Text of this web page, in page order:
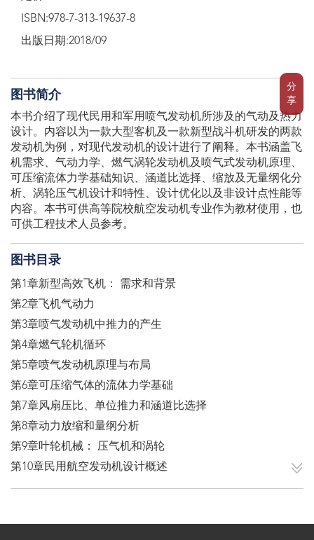
分
享
ISBN:978-7-313-19637-8
出版日期:2018/09
图书简介
本书介绍了现代民用和军用喷气发动机所涉及的气动及热力
设计。内容以为一款大型客机及一款新型战斗机研发的两款
发动机为例，对现代发动机的设计进行了阐释。本书涵盖飞
机需求、气动力学、燃气涡轮发动机及喷气式发动机原理、
可压缩流体力学基础知识、涵道比选择、缩放及无量纲化分
析、涡轮压气机设计和特性、设计优化以及非设计点性能等
内容。本书可供高等院校航空发动机专业作为教材使用，也
可供工程技术人员参考。
图书目录
第1章新型高效飞机： 需求和背景
第2章飞机气动力
第3章喷气发动机中推力的产生
第4章燃气轮机循环
第5章喷气发动机原理与布局
第6章可压缩气体的流体力学基础
第7章风扇压比、单位推力和涵道比选择
第8章动力放缩和量纲分析
第9章叶轮机械： 压气机和涡轮
第10章民用航空发动机设计概述